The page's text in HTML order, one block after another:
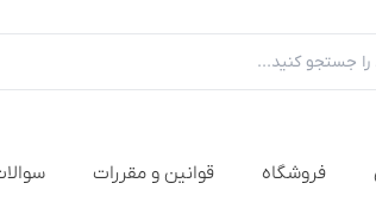
فروشگاه قوانین و مقررات